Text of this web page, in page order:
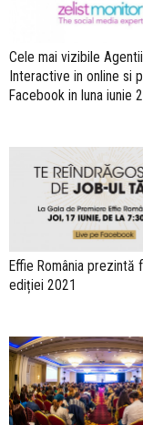
Cele mai vizibile
Interactive in online si
Facebook in luna iunie
Effie România prezintă
ediției 2021